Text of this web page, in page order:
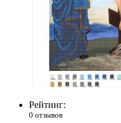
Рейтинг:
0 отзывов